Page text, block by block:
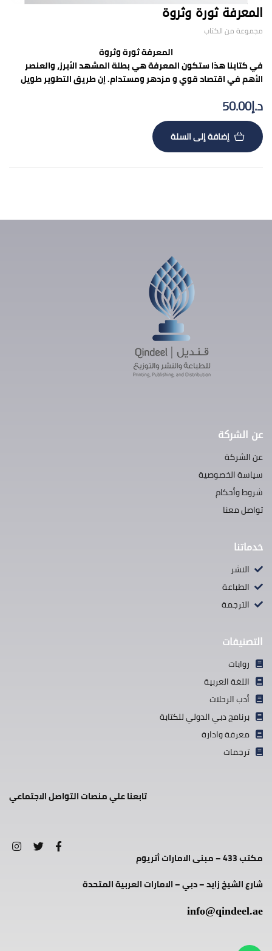
المعرفة ثورة وثروة
مجموعة من الكتاب
المعرفة ثورة وثروة
في كتابنا هذا ستكون المعرفة هي بطلة المشهد الأبرز، والعنصر
الأهم في اقتصاد قوي و مزدهر ومستدام. إن طريق التطوير طويل
المعرفي والتنموي الذي لا مكان فيه إلا للأقوياء، بيد أن العمل
والدأب والاجتهاد وعدم التواني عوامل بالغة الأهمية وأجدر من القوة
مع التكاسل والانكفاء على النفس والاعتداد بالقوة.
د.إ50.00
إضافة إلى السلة
عن الشركة
عن الشركة
سياسة الخصوصية
شروط وأحكام
تواصل معنا
خدماتنا
النشر
الطباعة
الترجمة
التصنيفات
روايات
اللغة العربية
أدب الرحلات
برنامج دبي الدولي للكتابة
معرفة وادارة
ترجمات
تابعنا علي منصات التواصل الاجتماعي
مكتب 433 – مبنى الامارات أتريوم
شارع الشيخ زايد – دبي – الامارات العربية المتحدة
info@qindeel.ae